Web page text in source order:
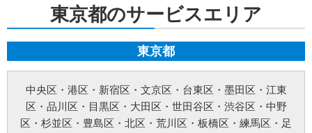
個人情報に関する法令およびその他の規範の遵守
当社の役員、社員、協働者は、個人情報保護や通信の秘密に関する法令やガイドライ
的に実施されるよう、個人情報保護方針および社内規程類を継続して改善します。
個人情報の取扱いに関する問い合わせおよび相談窓口
当方所定の窓口にて、合理的な範囲で対応いたします。
みらいお水の110番【未來総合広告株式会社】
お問い合わせ方法：
メールフォーム
なく電話番号の開示を行います。(お問い合わせの際、ご注文番号のご提示をお願いい
東京都のサービスエリア
東京都
中央区 ・ 港区 ・ 新宿区 ・ 文京区 ・ 台東区 ・ 墨田区 ・ 江東
区 ・ 品川区 ・ 目黒区 ・ 大田区 ・ 世田谷区 ・ 渋谷区 ・ 中野
区 ・ 杉並区 ・ 豊島区 ・ 北区 ・ 荒川区 ・ 板橋区 ・ 練馬区 ・ 足